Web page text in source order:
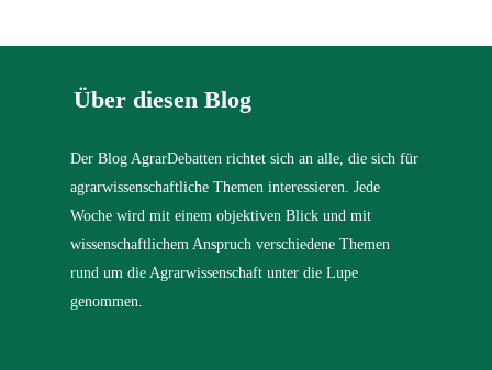
Über diesen Blog
Der Blog AgrarDebatten richtet sich an alle, die sich für
agrarwissenschaftliche Themen interessieren. Jede
Woche wird mit einem objektiven Blick und mit
wissenschaftlichem Anspruch verschiedene Themen
rund um die Agrarwissenschaft unter die Lupe
genommen.